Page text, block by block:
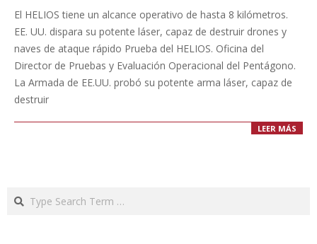
02-
05
El HELIOS tiene un alcance operativo de hasta 8 kilómetros.
EE. UU. dispara su potente láser, capaz de destruir drones y
naves de ataque rápido Prueba del HELIOS. Oficina del
Director de Pruebas y Evaluación Operacional del Pentágono.
La Armada de EE.UU. probó su potente arma láser, capaz de
destruir
LEER MÁS
Search